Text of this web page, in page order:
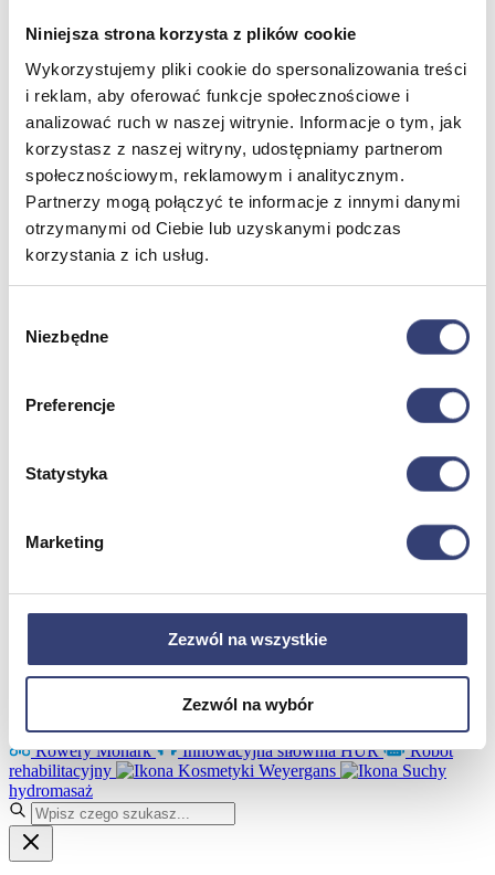
Niniejsza strona korzysta z plików cookie
Wykorzystujemy pliki cookie do spersonalizowania treści
i reklam, aby oferować funkcje społecznościowe i
analizować ruch w naszej witrynie. Informacje o tym, jak
korzystasz z naszej witryny, udostępniamy partnerom
społecznościowym, reklamowym i analitycznym.
Partnerzy mogą połączyć te informacje z innymi danymi
otrzymanymi od Ciebie lub uzyskanymi podczas
korzystania z ich usług.
zgody
Niezbędne
Preferencje
Statystyka
Marketing
Zezwól na wszystkie
Zezwól na wybór
Fotele do masażu
Zdrowie i uroda
Zobacz wszystko
Dofinansowania
Dofinansowania
Zobacz wszystko
Wynajem
Zobacz wszystko
Robotyka w rehabilitacji
Dofinansowania
Filmy
Nasze marki
Partnerzy
+48 33 812 29 64
biuro@hasmed.pl
Rowery Monark
Innowacyjna siłownia HUR
Robot
rehabilitacyjny
Kosmetyki Weyergans
Suchy
hydromasaż